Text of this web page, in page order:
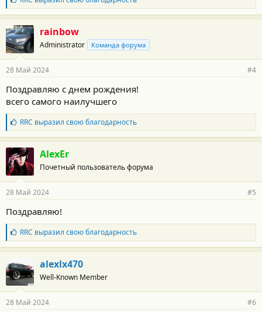
:л
а
г
о
д
а
н
с
т
и
:
rainbow
Administrator Команда форума
28 Май 2024 #4
Поздравляю с днем рождения!
всего самого наилучшего
Б
л
а
г
о
д
а
н
с
т
и
:
RRC выразил свою благодарность
AlexEr
Почетный пользователь форума
28 Май 2024 #5
Поздравляю!
Б
л
а
о
д
а
н
RRC выразил свою благодарность
alexlx470
Well-Known Member
28 Май 2024 #6